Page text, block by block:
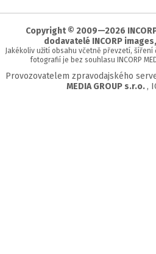
stránky
Copyright © 2009—2026
dodavatelé INCORP
Jakékoliv užití obsahu včetně převzetí,
fotografií je bez souhlasu INCORP
Provozovatelem zpravodajského
MEDIA GROUP s.r.o. ,